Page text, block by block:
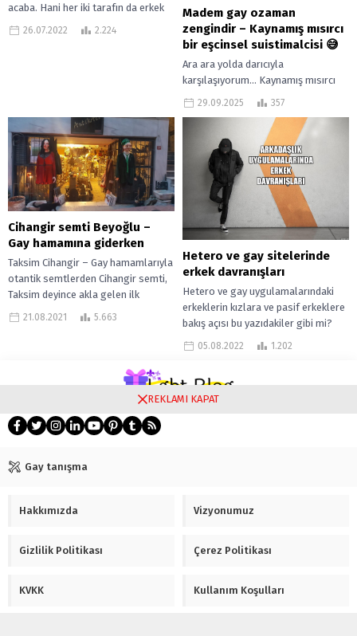
acaba. Hani her iki tarafın da erkek
olmasından mı kaynaklanıyor...
26.07.2022 2.224
Madem gay ozaman
zengindir – Kaynamış mısırcı
bir eşcinsel suistimalcisi 😅
Ara ara yolda darıcıyla
karşılaşıyorum… Kaynamış mısırcı
yani… Asla tipim değil. Zaten tipim
olmazdı. Yani tipim...
29.09.2025 357
Cihangir semti Beyoğlu –
Gay hamamına giderken
Taksim Cihangir – Gay hamamlarıyla
otantik semtlerden Cihangir semti,
Taksim deyince akla gelen ilk
semtlerden bir iki tanesi. Zaten
21.08.2021 5.663
Hetero ve gay sitelerinde
erkek davranışları
Hetero ve gay uygulamalarındaki
erkeklerin kızlara ve pasif erkeklere
bakış açısı bu yazıdakiler gibi mi?
Erkekler, pasifler ve kızlara
istinadenÇoğu...
05.08.2022 1.202
Gay tanışma
Hakkımızda Vizyonumuz
Gizlilik Politikası Çerez Politikası
KVKK Kullanım Koşulları
REKLAMI KAPAT